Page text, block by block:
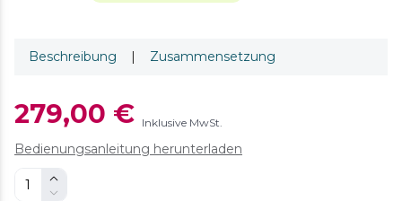
Beschreibung | Zusammensetzung
279,00 € Inklusive MwSt.
Bedienungsanleitung herunterladen